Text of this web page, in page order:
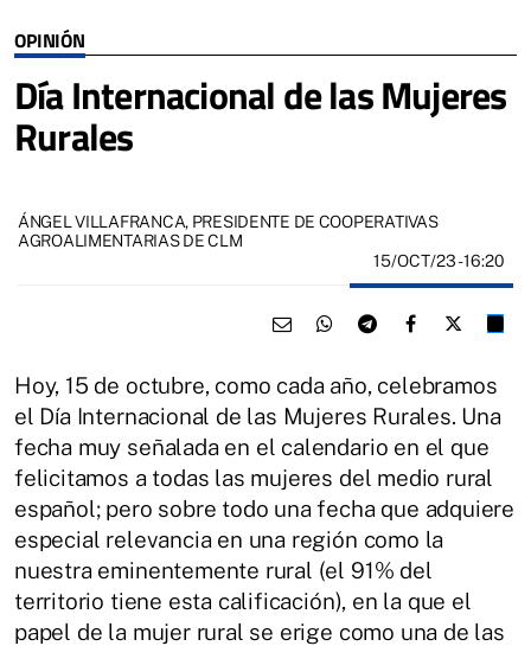
OPINIÓN
Día Internacional de las Mujeres
Rurales
ÁNGEL VILLAFRANCA, PRESIDENTE DE COOPERATIVAS
AGROALIMENTARIAS DE CLM
15/OCT/23- 16:20
Hoy, 15 de octubre, como cada año, celebramos
el Día Internacional de las Mujeres Rurales. Una
fecha muy señalada en el calendario en el que
felicitamos a todas las mujeres del medio rural
español; pero sobre todo una fecha que adquiere
especial relevancia en una región como la
nuestra eminentemente rural (el 91% del
territorio tiene esta calificación), en la que el
papel de la mujer rural se erige como una de las